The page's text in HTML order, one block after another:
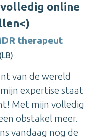
online
therapeut
van de wereld
expertise staat
Met mijn volledig
obstakel meer.
vandaag nog de